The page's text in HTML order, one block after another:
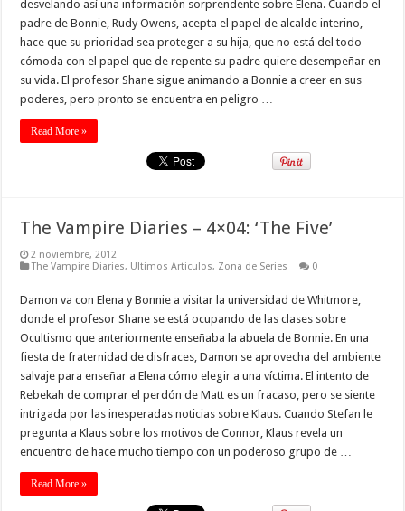
desvelando así una información sorprendente sobre Elena. Cuando el
padre de Bonnie, Rudy Owens, acepta el papel de alcalde interino,
hace que su prioridad sea proteger a su hija, que no está del todo
cómoda con el papel que de repente su padre quiere desempeñar en
su vida. El profesor Shane sigue animando a Bonnie a creer en sus
poderes, pero pronto se encuentra en peligro …
Read More »
The Vampire Diaries – 4×04: ‘The Five’
2 noviembre, 2012
The Vampire Diaries, Ultimos Articulos, Zona de Series 0
Damon va con Elena y Bonnie a visitar la universidad de Whitmore,
donde el profesor Shane se está ocupando de las clases sobre
Ocultismo que anteriormente enseñaba la abuela de Bonnie. En una
fiesta de fraternidad de disfraces, Damon se aprovecha del ambiente
salvaje para enseñar a Elena cómo elegir a una víctima. El intento de
Rebekah de comprar el perdón de Matt es un fracaso, pero se siente
intrigada por las inesperadas noticias sobre Klaus. Cuando Stefan le
pregunta a Klaus sobre los motivos de Connor, Klaus revela un
encuentro de hace mucho tiempo con un poderoso grupo de …
Read More »